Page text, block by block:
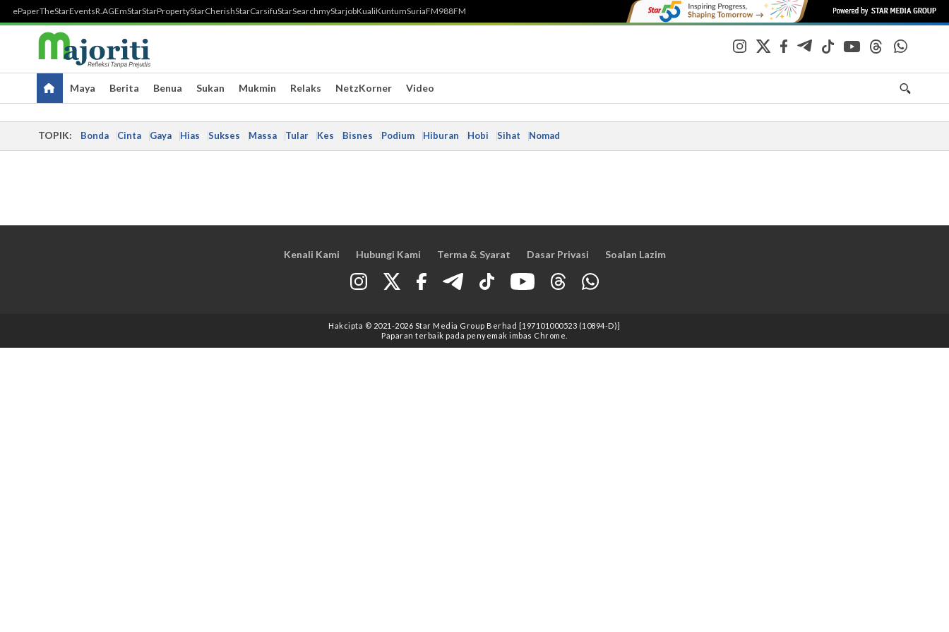
ePaperTheStarEventsR.AGEmStarStarPropertyStarCherishStarCarsifuStarSearchmyStarjobKualiKuntumSuriaFM988FM
Maya Berita Benua Sukan Mukmin Relaks NetzKorner Video
TOPIK: Bonda Cinta Gaya Hias Sukses Massa Tular Kes Bisnes Podium Hiburan Hobi Sihat Nomad
Kenali Kami Hubungi Kami Terma & Syarat Dasar Privasi Soalan Lazim
Hakcipta © 2021 -2026 Star Media Group Berhad [197101000523 (10894-D)]
Paparan terbaik pada penyemak imbas Chrome.